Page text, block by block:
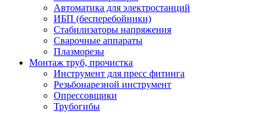
Автоматика для электростанций
ИБП (бесперебойники)
Стабилизаторы напряжения
Сварочные аппараты
Плазморезы
Монтаж труб, прочистка
Инструмент для пресс фитинга
Резьбонарезной инструмент
Опрессовщики
Трубогибы